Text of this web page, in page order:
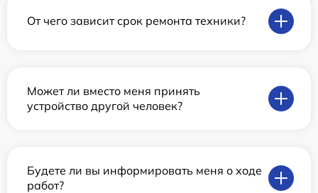
От чего зависит срок ремонта техники?
Может ли вместо меня принять
устройство другой человек?
Будете ли вы информировать меня о ходе
работ?